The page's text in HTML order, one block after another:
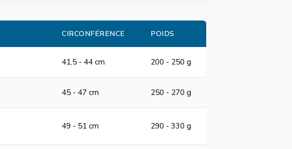
CIRCONFÉRENCE POIDS
41,5 - 44 cm 200 - 250 g
45 - 47 cm 250 - 270 g
49 - 51 cm 290 - 330 g